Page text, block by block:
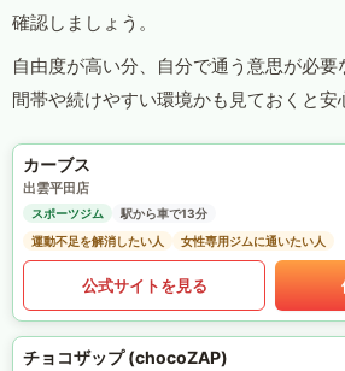
確認しましょう。
自由度が高い分、自分で通う意思が必
間帯や続けやすい環境かも見ておくと安
カーブス
出雲平田店
スポーツジム
駅から車で13分
運動不足を解消したい人
女性専用ジムに通いたい人
公式サイトを見る
チョコザップ (chocoZAP)